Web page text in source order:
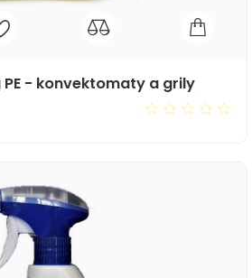
PE - konvektomaty a grily